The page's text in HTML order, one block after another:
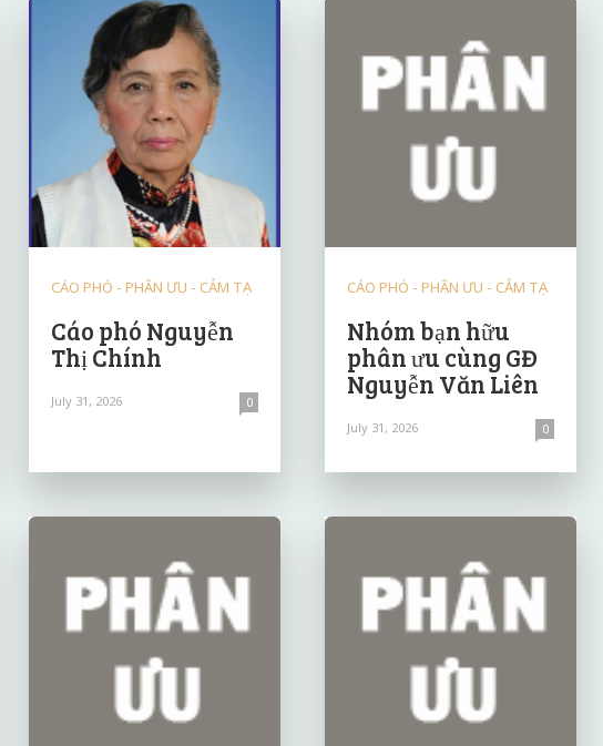
CÁO PHÓ - PHÂN ƯU - CẢM TẠ
Cáo phó Nguyễn
Thị Chính
July 31, 2026 0
CÁO PHÓ - PHÂN ƯU - CẢM TẠ
Nhóm bạn hữu
phân ưu cùng GĐ
Nguyễn Văn Liên
July 31, 2026 0